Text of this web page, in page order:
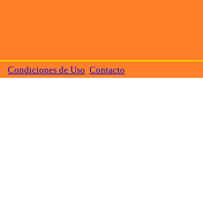
Condiciones de Uso Contacto